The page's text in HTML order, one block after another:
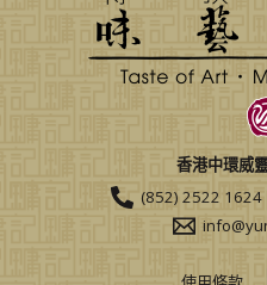
香港中環威
(852) 2522 1624